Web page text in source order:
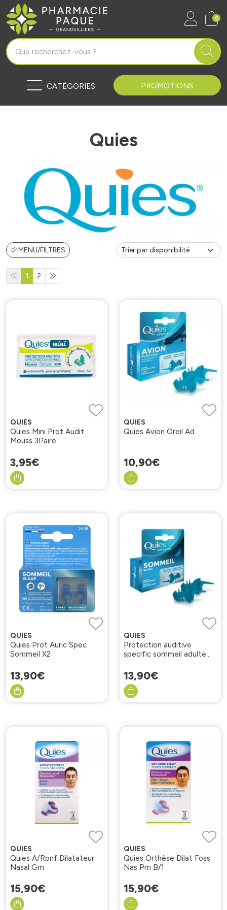
Pharmacie Paque Grandvilliers
0
CATÉGORIES PROMOTIONS
Quies
MENU/FILTRES
1 2
QUIES
Quies Mini Prot Audit
Mouss 3Paire
3,95€
QUIES
Quies Avion Oreil Ad
10,90€
QUIES
Quies Prot Auric Spec
Sommeil X2
13,90€
QUIES
Protection auditive
specific sommeil adulte
13,90€
QUIES
Quies A/Ronf Dilatateur
Nasal Gm
15,90€
QUIES
Quies Orthèse Dilat Foss
Nas Pm B/1
15,90€